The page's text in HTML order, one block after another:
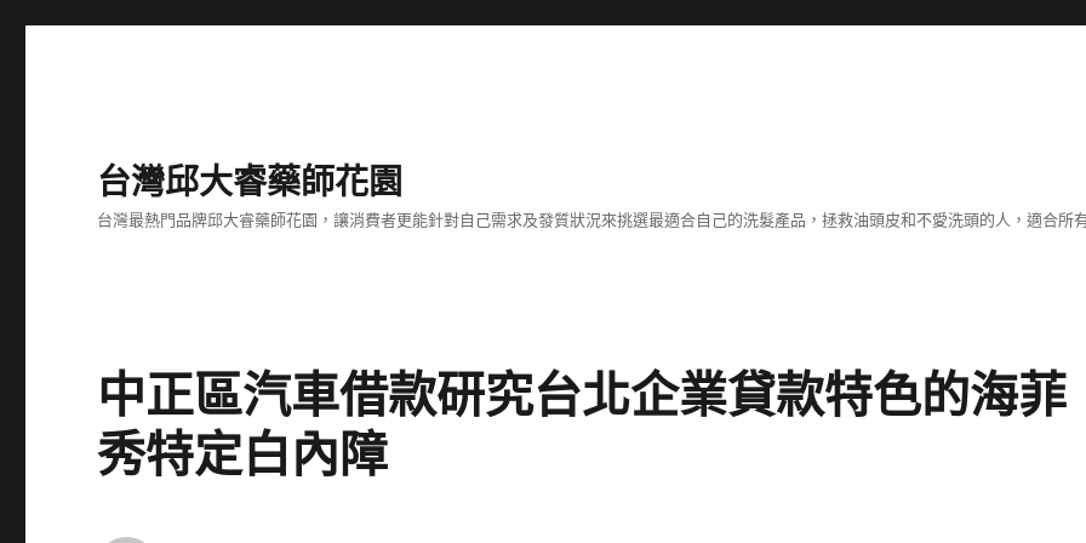
台灣邱大睿藥師花園
台灣最熱門品牌邱大睿藥師花園，讓消費者更能針對自己需求及發質狀況來挑選最適合自己的洗髮產品，拯救油頭皮和不愛洗頭的人，適合所
中正區汽車借款研究台北企業貸款特色的海菲
秀特定白內障